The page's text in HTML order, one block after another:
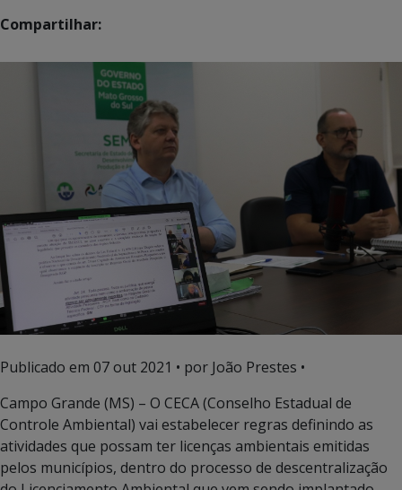
Compartilhar:
Publicado em 07 out 2021 • por João Prestes •
Campo Grande (MS) – O CECA (Conselho Estadual de
Controle Ambiental) vai estabelecer regras definindo as
atividades que possam ter licenças ambientais emitidas
pelos municípios, dentro do processo de descentralização